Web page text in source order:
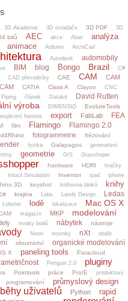
3D Akademie 3D ovladače 3D PDF
3D
bitů AEC akce Alias
analýza
animace
Arduino ArchiCad
Autodesk automobily
BIM blog Bongo Brazil C#
CAD převodníky CAE CAM
CAM
CATIA Class A Clayoo
CNC
článek Datakit David Rutten
výroba DIMENSIO EvoluteTools
explicitní historie export FabLab FEA
film Flamingo Flamingo 2.0
fotogrammetrie frézování
fyzika Galapagos
generativní
geometrie GIS Grasshoper
hardware HDRI hračky
Intact.Simulation Inventor ipad
iphone
3D keyshot knihovna bloků knihy
krajina Labs Lands Design Ledas
Lobster lodě lokalizace Mac OS X
magazín MKP modelování
mraky bodů nábytek nástroje
Neon novinky nXt obalit
obuvnictví organické modelování
X paneling tools Paracloud
Penguin 2.0 pluginy
Pointools práce Pro/E
produktový
programování průmyslový design
uživatelů Python
rapid